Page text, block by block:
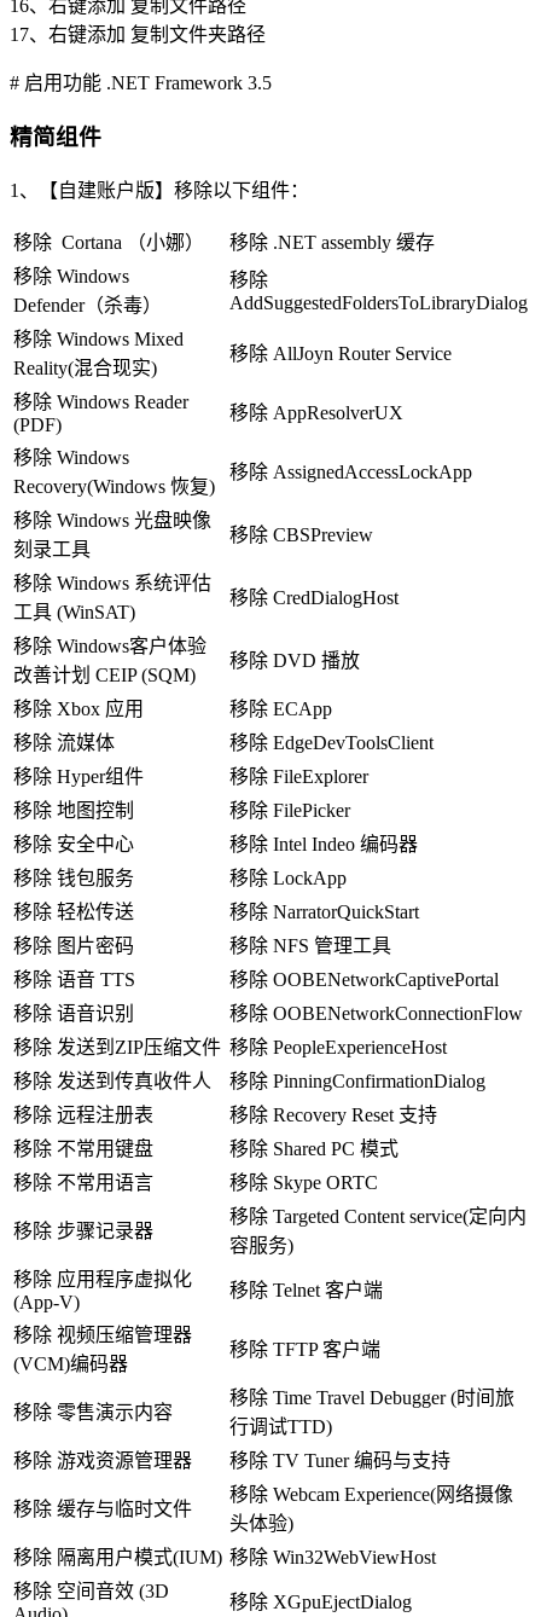
16、右键添加 复制文件路径
17、右键添加 复制文件夹路径
# 启用功能 .NET Framework 3.5
精简组件
1、【自建账户版】移除以下组件：
移除 Cortana （小娜）
移除 .NET assembly 缓存
移除 Windows
Defender（杀毒）
移除
AddSuggestedFoldersToLibraryDialog
移除 Windows Mixed
Reality(混合现实)
移除 AllJoyn Router Service
移除 Windows Reader
(PDF)
移除 AppResolverUX
移除 Windows
Recovery(Windows 恢复)
移除 AssignedAccessLockApp
移除 Windows 光盘映像
刻录工具
移除 CBSPreview
移除 Windows 系统评估
工具 (WinSAT)
移除 CredDialogHost
移除 Windows客户体验
改善计划 CEIP (SQM)
移除 DVD 播放
移除 Xbox 应用
移除 ECApp
移除 流媒体
移除 EdgeDevToolsClient
移除 Hyper组件
移除 FileExplorer
移除 地图控制
移除 FilePicker
移除 安全中心
移除 Intel Indeo 编码器
移除 钱包服务
移除 LockApp
移除 轻松传送
移除 NarratorQuickStart
移除 图片密码
移除 NFS 管理工具
移除 语音 TTS
移除 OOBENetworkCaptivePortal
移除 语音识别
移除 OOBENetworkConnectionFlow
移除 发送到ZIP压缩文件 移除 PeopleExperienceHost
移除 发送到传真收件人
移除 PinningConfirmationDialog
移除 远程注册表
移除 Recovery Reset 支持
移除 不常用键盘
移除 Shared PC 模式
移除 不常用语言
移除 Skype ORTC
移除 步骤记录器
移除 Targeted Content service(定向内
容服务)
移除 应用程序虚拟化
(App-V)
移除 Telnet 客户端
移除 视频压缩管理器
(VCM)编码器
移除 TFTP 客户端
移除 零售演示内容
移除 Time Travel Debugger (时间旅
行调试TTD)
移除 游戏资源管理器
移除 TV Tuner 编码与支持
移除 缓存与临时文件
移除 Webcam Experience(网络摄像
头体验)
移除 隔离用户模式(IUM) 移除 Win32WebViewHost
移除 空间音效 (3D
移除 XGpuEjectDialog